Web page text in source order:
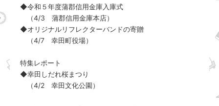
◆令和５年度蒲郡信用金庫入庫式
（4/3 蒲郡信用金庫本店）
◆オリジナルリフレクターバンドの寄贈
（4/7 幸田町役場）
特集レポート
◆幸田しだれ桜まつり
（4/2 幸田文化公園）